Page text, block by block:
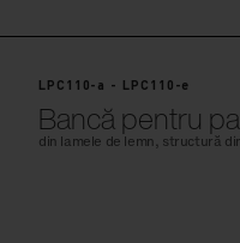
LPC110-a - LPC110-e
Bancă pentru
din lamele de lemn, structură